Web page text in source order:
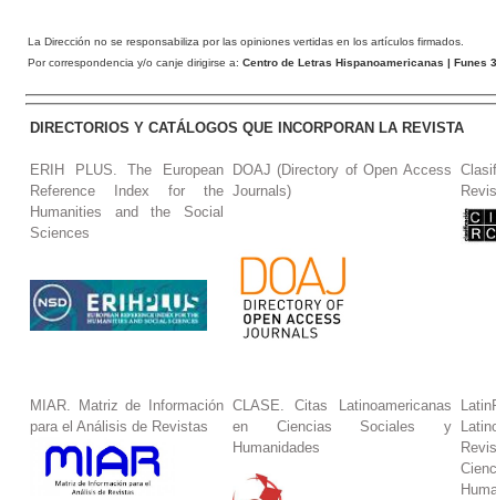
La Dirección no se responsabiliza por las opiniones vertidas en los artículos firmados.
Por correspondencia y/o canje dirigirse a: Centro de Letras Hispanoamericanas | Funes
DIRECTORIOS Y CATÁLOGOS QUE INCORPORAN LA REVISTA
ERIH PLUS. The European
Reference Index for the
Humanities and the Social
Sciences
DOAJ (Directory of Open Access
Journals)
MIAR. Matriz de Información
para el Análisis de Revistas
CLASE. Citas Latinoamericanas
en Ciencias Sociales y
Humanidades